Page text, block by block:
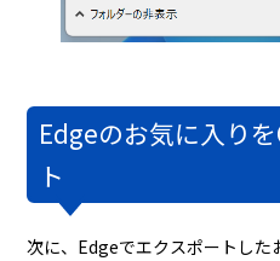
Edgeのお気に入り
ト
次に、Edgeでエクスポートした